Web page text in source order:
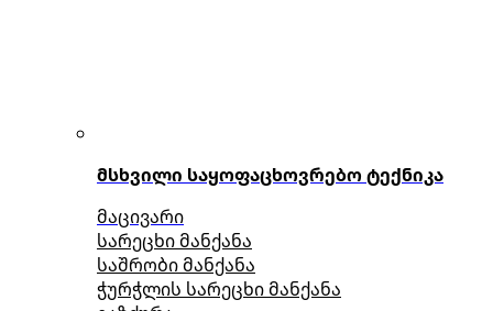
მსხვილი საყოფაცხოვრებო ტექნიკა
მაცივარი
სარეცხი მანქანა
საშრობი მანქანა
ჭურჭლის სარეცხი მანქანა